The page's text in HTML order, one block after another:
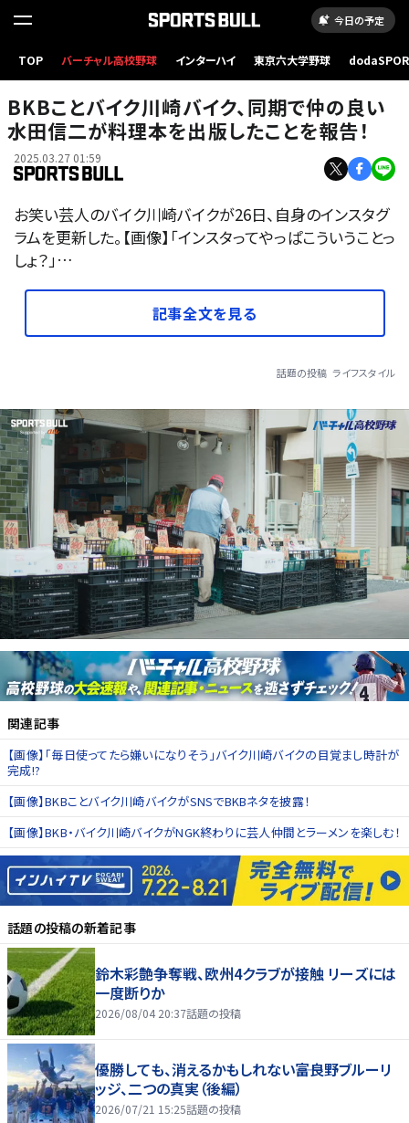
今日の予定
TOP バーチャル高校野球 インターハイ 東京六大学野球
BKBことバイク川崎バイク、同期で仲の良い
水田信二が料理本を出版したことを報告！
2025.03.27 01:59
お笑い芸人のバイク川崎バイクが26日、自身のインスタグ
ラムを更新した。【画像】「インスタってやっぱこういうことっ
しょ？」…
記事全文を見る
話題の投稿 ライフスタイル
関連記事
【画像】「毎日使ってたら嫌いになりそう」バイク川崎バイクの目覚まし時計が
完成!?
【画像】BKBことバイク川崎バイクがSNSでBKBネタを披露！
【画像】BKB・バイク川崎バイクがNGK終わりに芸人仲間とラーメンを楽しむ！
話題の投稿の新着記事
鈴木彩艶争奪戦、欧州4クラブが接触 リーズには
一度断りか
2026/08/04 20:37話題の投稿
優勝しても、消えるかもしれない――富良野ブルーリ
ッジ、二つの真実（後編）
2026/07/21 15:25話題の投稿